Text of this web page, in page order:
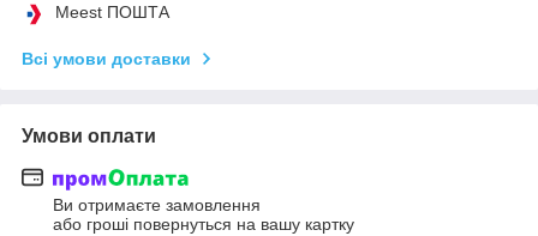
Meest ПОШТА
Всі умови доставки
Умови оплати
Ви отримаєте замовлення
або гроші повернуться на вашу картку